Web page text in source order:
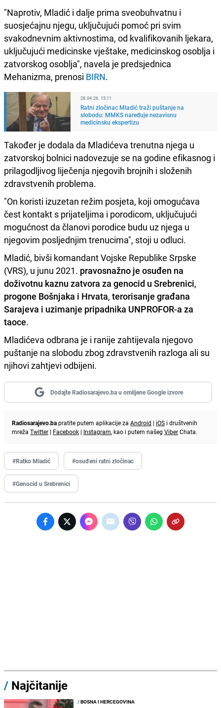
"Naprotiv, Mladić i dalje prima sveobuhvatnu i
suosjećajnu njegu, uključujući pomoć pri svim
svakodnevnim aktivnostima, od kvalifikovanih ljekara,
uključujući medicinske vještake, medicinskog osoblja i
zatvorskog osoblja", navela je predsjednica
Mehanizma, prenosi BIRN.
28.04.26. 15:11
Ratni zločinac Mladić traži puštanje na
slobodu: MMKS naređuje nezavisnu
medicinsku ekspertizu
Također je dodala da Mladićeva trenutna njega u
zatvorskoj bolnici nadovezuje se na godine efikasnog i
prilagodljivog liječenja njegovih brojnih i složenih
zdravstvenih problema.
"On koristi izuzetan režim posjeta, koji omogućava
čest kontakt s prijateljima i porodicom, uključujući
mogućnost da članovi porodice budu uz njega u
njegovim posljednjim trenucima", stoji u odluci.
Mladić, bivši komandant Vojske Republike Srpske
(VRS), u junu 2021. pravosnažno je osuđen na
doživotnu kaznu zatvora za genocid u Srebrenici,
progone Bošnjaka i Hrvata, terorisanje građana
Sarajeva i uzimanje pripadnika UNPROFOR-a za
taoce.
Mladićeva odbrana je i ranije zahtijevala njegovo
puštanje na slobodu zbog zdravstvenih razloga ali su
njihovi zahtjevi odbijeni.
Dodajte Radiosarajevo.ba u omiljene Google izvore
Radiosarajevo.bapratite putem aplikacije za Android | iOS i društvenih
mreža Twitter | Facebook | Instagram, kao i putem našeg ViberChata.
#Ratko Mladić #osuđeni ratni zločinac
#Genocid u Srebrenici
/ Najčitanije
/BOSNA I HERCEGOVINA